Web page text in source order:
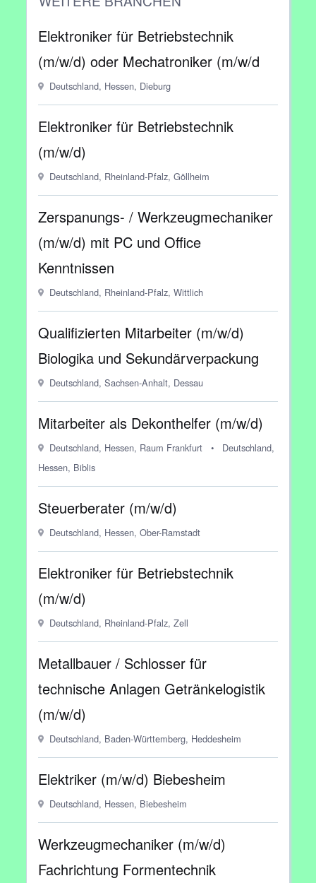
Elektroniker für Betriebstechnik
(m/w/d) oder Mechatroniker (m/w/d
Deutschland, Hessen, Dieburg
Elektroniker für Betriebstechnik
(m/w/d)
Deutschland, Rheinland-Pfalz, Göllheim
Zerspanungs- / Werkzeugmechaniker
(m/w/d) mit PC und Office
Kenntnissen
Deutschland, Rheinland-Pfalz, Wittlich
Qualifizierten Mitarbeiter (m/w/d)
Biologika und Sekundärverpackung
Deutschland, Sachsen-Anhalt, Dessau
Mitarbeiter als Dekonthelfer (m/w/d)
Deutschland, Hessen, Raum Frankfurt •
Deutschland,
Hessen, Biblis
Steuerberater (m/w/d)
Deutschland, Hessen, Ober-Ramstadt
Elektroniker für Betriebstechnik
(m/w/d)
Deutschland, Rheinland-Pfalz, Zell
Metallbauer / Schlosser für
technische Anlagen Getränkelogistik
(m/w/d)
Deutschland, Baden-Württemberg, Heddesheim
Elektriker (m/w/d) Biebesheim
Deutschland, Hessen, Biebesheim
Werkzeugmechaniker (m/w/d)
Fachrichtung Formentechnik